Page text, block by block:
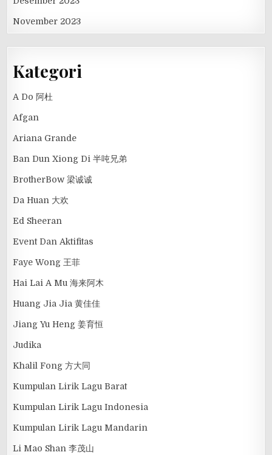
November 2023
Kategori
A Do 阿杜
Afgan
Ariana Grande
Ban Dun Xiong Di 半吨兄弟
BrotherBow 梁诚诚
Da Huan 大欢
Ed Sheeran
Event Dan Aktifitas
Faye Wong 王菲
Hai Lai A Mu 海来阿木
Huang Jia Jia 黄佳佳
Jiang Yu Heng 姜育恒
Judika
Khalil Fong 方大同
Kumpulan Lirik Lagu Barat
Kumpulan Lirik Lagu Indonesia
Kumpulan Lirik Lagu Mandarin
Li Mao Shan 李茂山